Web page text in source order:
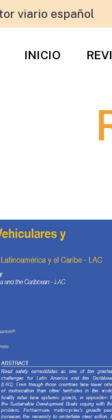
viario español
INICIO